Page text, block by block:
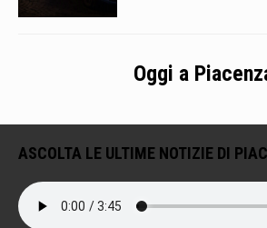
Oggi a
ASCOLTA LE ULTIME NOTIZIE DI